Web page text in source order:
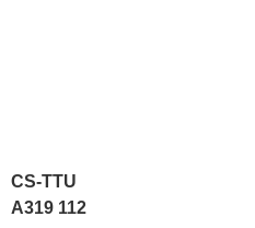
CS-TTU
A319 112